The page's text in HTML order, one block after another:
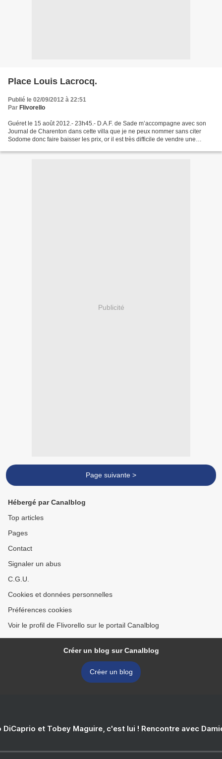
Place Louis Lacrocq.
Publié le 02/09/2012 à 22:51
Par Flivorello
Guéret le 15 août 2012.- 23h45.- D.A.F. de Sade m’accompagne avec son
Journal de Charenton dans cette villa que je ne peux nommer sans citer
Sodome donc faire baisser les prix, or il est très difficile de vendre une
Publicité
Page suivante >
Hébergé par Canalblog
Top articles
Pages
Contact
Signaler un abus
C.G.U.
Cookies et données personnelles
Préférences cookies
Voir le profil de Flivorello sur le portail Canalblog
Créer un blog sur Canalblog
Créer un blog
DiCaprio et Tobey Maguire, c'est lui ! Rencontre avec